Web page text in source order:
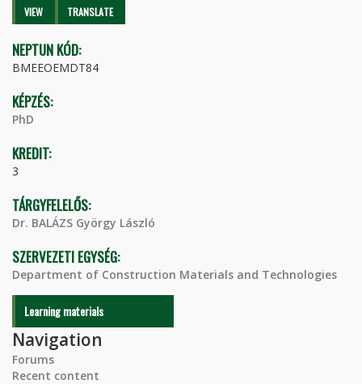
Primary tabs
VIEW (ACTIVETRANSLATE
NEPTUN KÓD:
BMEEOEMDT84
KÉPZÉS:
PhD
KREDIT:
3
TÁRGYFELELŐS:
Dr. BALÁZS György László
SZERVEZETI EGYSÉG:
Department of Construction Materials and Technologies
Learning materials
Navigation
Forums
Recent content